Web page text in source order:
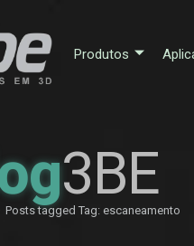
Produtos
3BE
Posts tagged Tag: escaneamento